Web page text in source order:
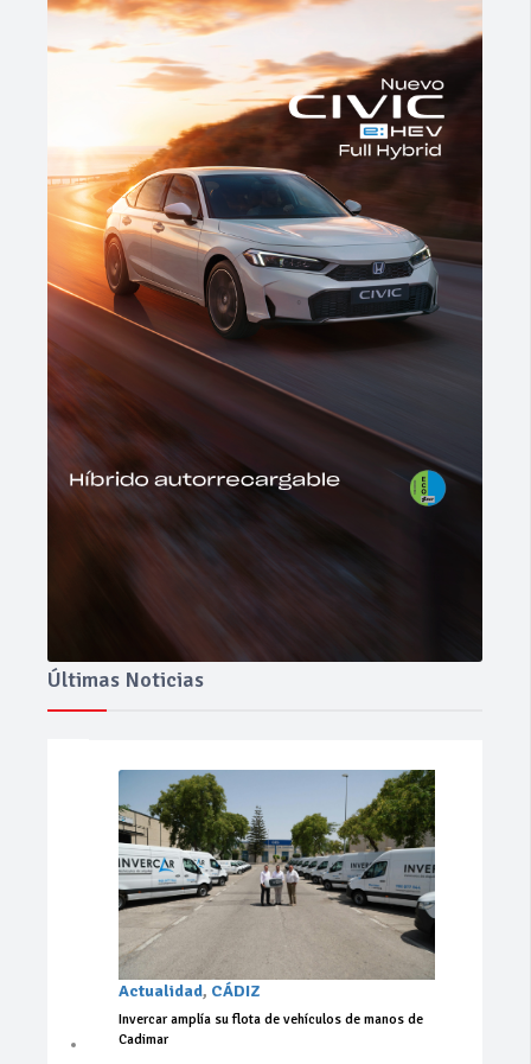
Últimas Noticias
Actualidad, CÁDIZ
Invercar amplía su flota de vehículos de manos de
Cadimar